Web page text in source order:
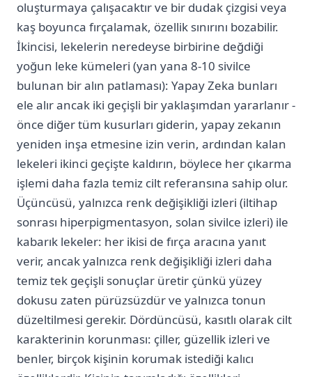
oluşturmaya çalışacaktır ve bir dudak çizgisi veya
kaş boyunca fırçalamak, özellik sınırını bozabilir.
İkincisi, lekelerin neredeyse birbirine değdiği
yoğun leke kümeleri (yan yana 8-10 sivilce
bulunan bir alın patlaması): Yapay Zeka bunları
ele alır ancak iki geçişli bir yaklaşımdan yararlanır -
önce diğer tüm kusurları giderin, yapay zekanın
yeniden inşa etmesine izin verin, ardından kalan
lekeleri ikinci geçişte kaldırın, böylece her çıkarma
işlemi daha fazla temiz cilt referansına sahip olur.
Üçüncüsü, yalnızca renk değişikliği izleri (iltihap
sonrası hiperpigmentasyon, solan sivilce izleri) ile
kabarık lekeler: her ikisi de fırça aracına yanıt
verir, ancak yalnızca renk değişikliği izleri daha
temiz tek geçişli sonuçlar üretir çünkü yüzey
dokusu zaten pürüzsüzdür ve yalnızca tonun
düzeltilmesi gerekir. Dördüncüsü, kasıtlı olarak cilt
karakterinin korunması: çiller, güzellik izleri ve
benler, birçok kişinin korumak istediği kalıcı